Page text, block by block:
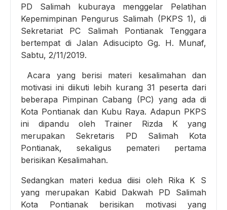
PD Salimah kuburaya menggelar Pelatihan
Kepemimpinan Pengurus Salimah (PKPS 1), di
Sekretariat PC Salimah Pontianak Tenggara
bertempat di Jalan Adisucipto Gg. H. Munaf,
Sabtu, 2/11/2019.
Acara yang berisi materi kesalimahan dan
motivasi ini diikuti lebih kurang 31 peserta dari
beberapa Pimpinan Cabang (PC) yang ada di
Kota Pontianak dan Kubu Raya. Adapun PKPS
ini dipandu oleh Trainer Rizda K yang
merupakan Sekretaris PD Salimah Kota
Pontianak, sekaligus pemateri pertama
berisikan Kesalimahan.
Sedangkan materi kedua diisi oleh Rika K S
yang merupakan Kabid Dakwah PD Salimah
Kota Pontianak berisikan motivasi yang